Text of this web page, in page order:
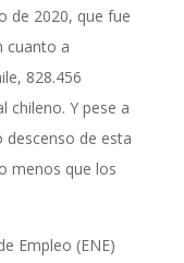
de 2020, que fue
cuanto a
828.456
chileno. Y pese a
descenso de esta
menos que los
Empleo (ENE)